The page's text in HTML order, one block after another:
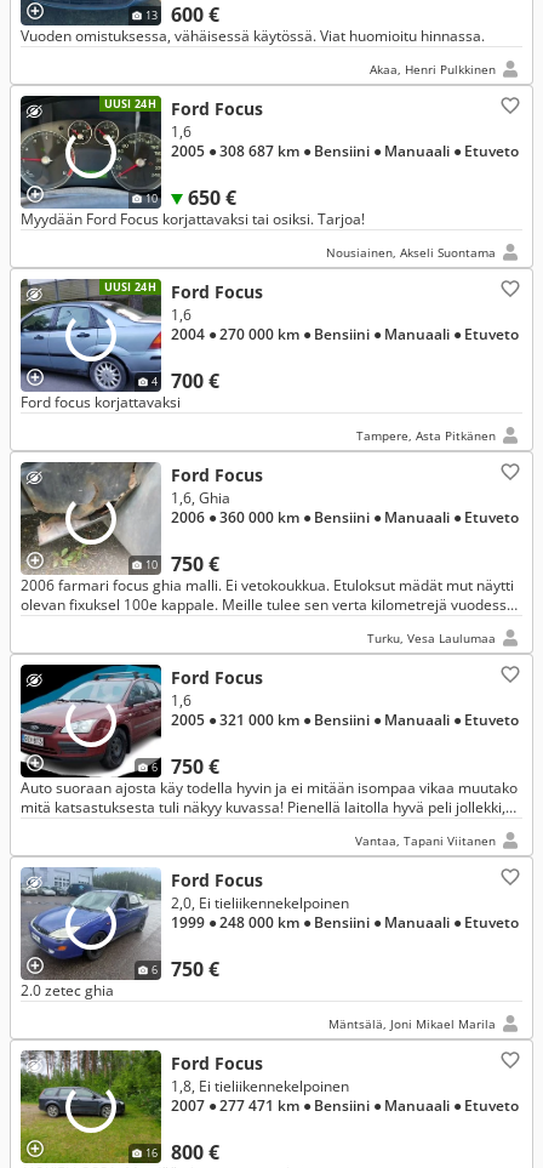
13 600 €
Vuoden omistuksessa, vähäisessä käytössä. Viat huomioitu hinnassa.
Akaa, Henri Pulkkinen
UUSI 24H
10
Ford Focus
650 €
1,6
2005 ● 308 687 km ● Bensiini ● Manuaali ● Etuveto
Myydään Ford Focus korjattavaksi tai osiksi. Tarjoa!
Nousiainen, Akseli Suontama
UUSI 24H
4
Ford Focus
700 €
1,6
2004 ● 270 000 km ● Bensiini ● Manuaali ● Etuveto
Ford focus korjattavaksi
Tampere, Asta Pitkänen
10
Ford Focus
750 €
1,6, Ghia
2006 ● 360 000 km ● Bensiini ● Manuaali ● Etuveto
2006 farmari focus ghia malli. Ei vetokoukkua. Etuloksut mädät mut näytti
olevan fixuksel 100e kappale. Meille tulee sen verta kilometrejä vuodessa
Turku, Vesa Laulumaa
6
Ford Focus
750 €
1,6
2005 ● 321 000 km ● Bensiini ● Manuaali ● Etuveto
Auto suoraan ajosta käy todella hyvin ja ei mitään isompaa vikaa muutako
mitä katsastuksesta tuli näkyy kuvassa! Pienellä laitolla hyvä peli jollekki,
Vantaa, Tapani Viitanen
6
Ford Focus
750 €
2,0, Ei tieliikennekelpoinen
1999 ● 248 000 km ● Bensiini ● Manuaali ● Etuveto
2.0 zetec ghia
Mäntsälä, Joni Mikael Marila
16
Ford Focus
800 €
1,8, Ei tieliikennekelpoinen
2007 ● 277 471 km ● Bensiini ● Manuaali ● Etuveto